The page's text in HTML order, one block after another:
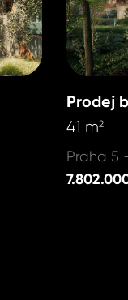
Prodej
41 m2
Praha 5